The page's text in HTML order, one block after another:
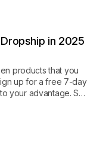
du marché, et
in 2025
products that you
up for a free 7-day
your advantage. See
and find out what